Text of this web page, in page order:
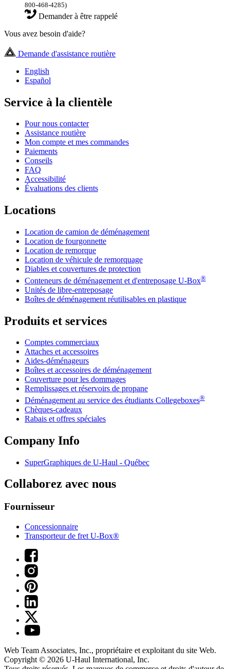
800-468-4285)
Demander à être rappelé
Vous avez besoin d'aide?
Demande d'assistance routière
English
Español
Service à la clientèle
Pour nous contacter
Assistance routière
Mon compte et mes commandes
Paiements
Conseils
FAQ
Accessibilité
Évaluations des clients
Locations
Location de camion de déménagement
Location de fourgonnette
Location de remorque
Location de véhicule de remorquage
Diables et couvertures de protection
Conteneurs de déménagement et d'entreposage U-Box®
Unités de libre-entreposage
Boîtes de déménagement réutilisables en plastique
Produits et services
Comptes commerciaux
Attaches et accessoires
Aides-déménageurs
Boîtes et accessoires de déménagement
Couverture pour les dommages
Remplissages et réservoirs de propane
Déménagement au service des étudiants Collegeboxes®
Chèques-cadeaux
Rabais et offres spéciales
Company Info
SuperGraphiques de U-Haul - Québec
Collaborez avec nous
Fournisseur
Concessionnaire
Transporteur de fret U-Box®
Web Team Associates, Inc., propriétaire et exploitant du site Web.
Copyright © 2026 U-Haul International, Inc.